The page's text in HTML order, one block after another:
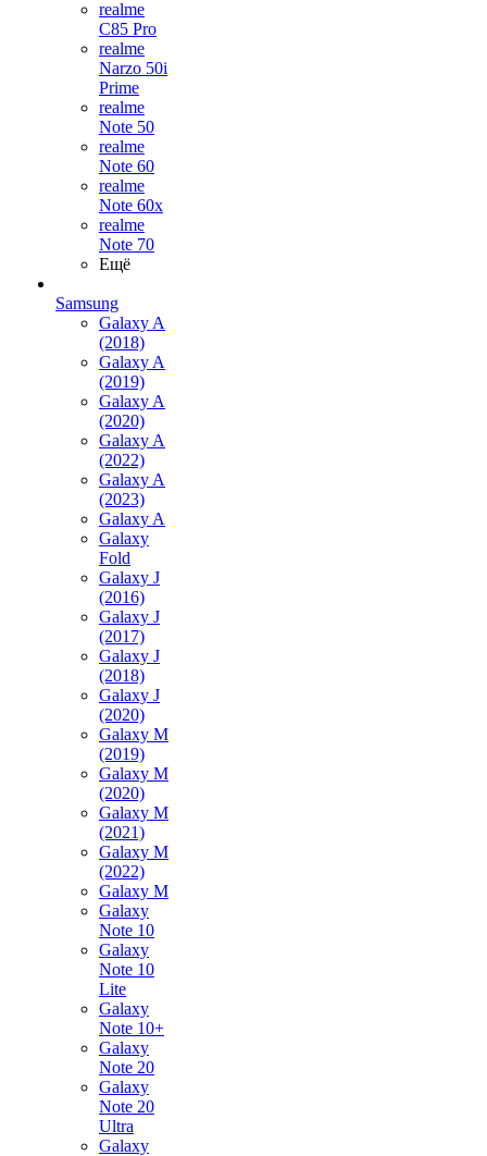
realme
C85 Pro
realme
Narzo 50i
Prime
realme
Note 50
realme
Note 60
realme
Note 60x
realme
Note 70
Ещё
Samsung
Galaxy A
(2018)
Galaxy A
(2019)
Galaxy A
(2020)
Galaxy A
(2022)
Galaxy A
(2023)
Galaxy A
Galaxy
Fold
Galaxy J
(2016)
Galaxy J
(2017)
Galaxy J
(2018)
Galaxy J
(2020)
Galaxy M
(2019)
Galaxy M
(2020)
Galaxy M
(2021)
Galaxy M
(2022)
Galaxy M
Galaxy
Note 10
Galaxy
Note 10
Lite
Galaxy
Note 10+
Galaxy
Note 20
Galaxy
Note 20
Ultra
Galaxy